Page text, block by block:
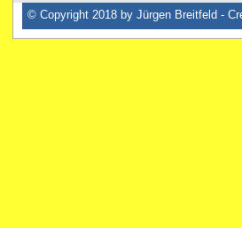
© Copyright 2018 by Jürgen Breitfeld -